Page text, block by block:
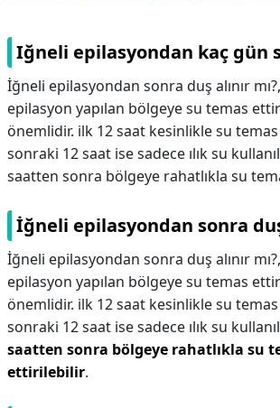
Iğneli epilasyondan kaç gün
İğneli epilasyondan sonra duş alınır
epilasyon yapılan bölgeye su temas
önemlidir. ilk 12 saat kesinlikle su
sonraki 12 saat ise sadece ılık su
saatten sonra bölgeye rahatlıkla su
İğneli epilasyondan sonra duş
İğneli epilasyondan sonra duş alınır mı?,
epilasyon yapılan bölgeye su temas
önemlidir. ilk 12 saat kesinlikle su
sonraki 12 saat ise sadece ılık su
saatten sonra bölgeye rahatlıkla su
ettirilebilir.